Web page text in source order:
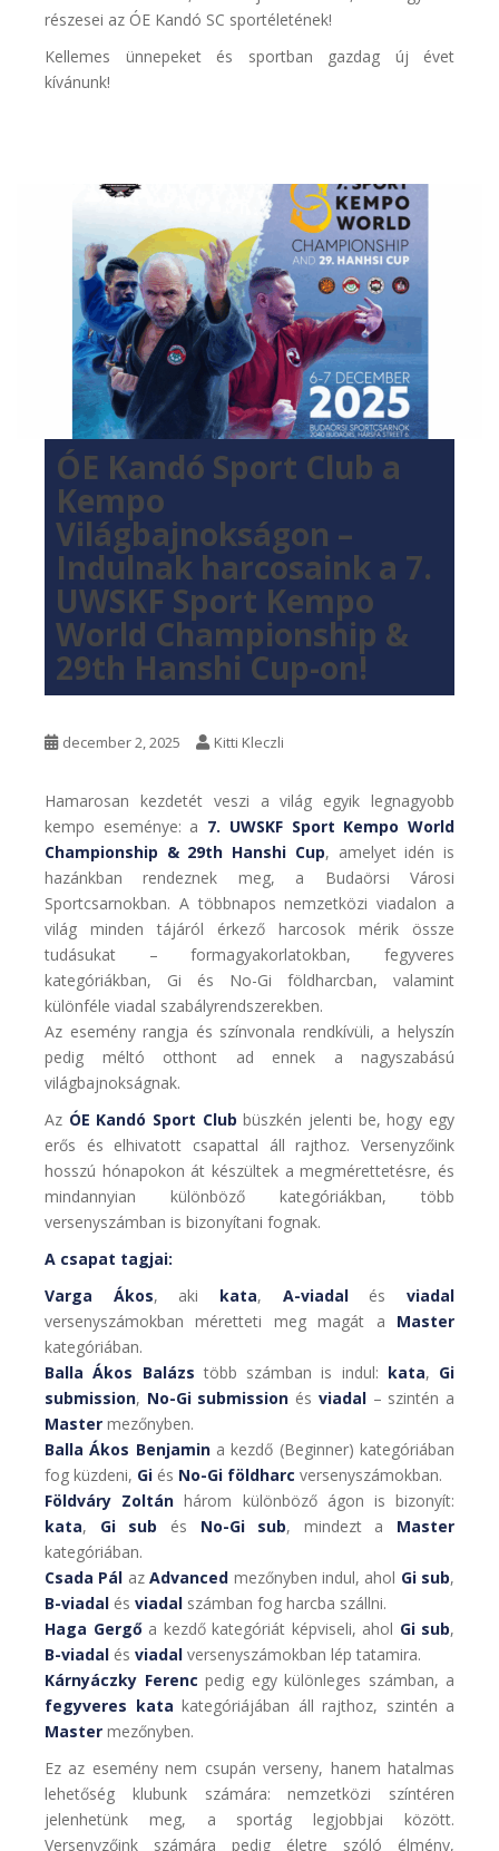
részesei az ÓE Kandó SC sportéletének!
Kellemes ünnepeket és sportban gazdag új évet
kívánunk!
ÓE Kandó Sport Club a
Kempo
Világbajnokságon –
Indulnak harcosaink a 7.
UWSKF Sport Kempo
World Championship &
29th Hanshi Cup-on!
december 2, 2025 Kitti Kleczli
Hamarosan kezdetét veszi a világ egyik legnagyobb
kempo eseménye: a 7. UWSKF Sport Kempo World
Championship & 29th Hanshi Cup, amelyet idén is
hazánkban rendeznek meg, a Budaörsi Városi
Sportcsarnokban. A többnapos nemzetközi viadalon a
világ minden tájáról érkező harcosok mérik össze
tudásukat – formagyakorlatokban, fegyveres
kategóriákban, Gi és No-Gi földharcban, valamint
különféle viadal szabályrendszerekben.
Az esemény rangja és színvonala rendkívüli, a helyszín
pedig méltó otthont ad ennek a nagyszabású
világbajnokságnak.
Az ÓE Kandó Sport Club büszkén jelenti be, hogy egy
erős és elhivatott csapattal áll rajthoz. Versenyzőink
hosszú hónapokon át készültek a megmérettetésre, és
mindannyian különböző kategóriákban, több
versenyszámban is bizonyítani fognak.
A csapat tagjai:
Varga Ákos, aki kata, A-viadalésviadal
versenyszámokban méretteti meg magát a Master
kategóriában.
Balla Ákos Balázs több számban is indul: kata, Gi
submission, No-Gi submission és viadal– szintén a
Master mezőnyben.
Balla Ákos Benjamina kezdő (Beginner) kategóriában
fog küzdeni, Gi és No-Gi földharc versenyszámokban.
Földváry Zoltán három különböző ágon is bizonyít:
kata, Gi sub és No-Gi sub, mindezt a Master
kategóriában.
Csada Pál azAdvanced mezőnyben indul, ahol Gi sub,
B-viadal és viadal számban fog harcba szállni.
Haga Gergőa kezdő kategóriát képviseli, ahol Gi sub,
B-viadal és viadal versenyszámokban lép tatamira.
Kárnyáczky Ferenc pedig egy különleges számban, a
fegyveres kata kategóriájában áll rajthoz, szintén a
Master mezőnyben.
Ez az esemény nem csupán verseny, hanem hatalmas
lehetőség klubunk számára: nemzetközi színtéren
jelenhetünk meg, a sportág legjobbjai között.
Versenyzőink számára pedig életre szóló élmény,